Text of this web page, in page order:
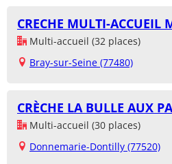
CRECHE MULTI-ACCUEIL
Multi-accueil (32 places)
Bray-sur-Seine (77480)
CRÈCHE LA BULLE AUX
Multi-accueil (30 places)
Donnemarie-Dontilly (77520)